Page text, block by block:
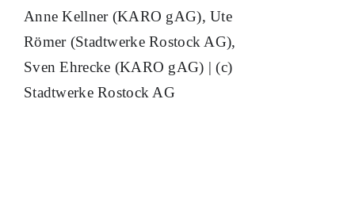
Anne Kellner (KARO gAG), Ute
Römer (Stadtwerke Rostock AG),
Sven Ehrecke (KARO gAG) | (c)
Stadtwerke Rostock AG